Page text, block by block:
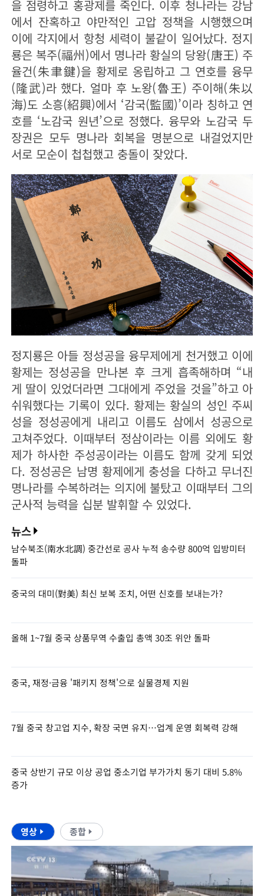
을 점령하고 홍광제를 죽인다. 이후 청나라는 강남
에서 잔혹하고 야만적인 고압 정책을 시행했으며
이에 각지에서 항청 세력이 불같이 일어났다. 정지
룡은 복주(福州)에서 명나라 황실의 당왕(唐王) 주
율건(朱聿鍵)을 황제로 옹립하고 그 연호를 융무
(隆武)라 했다. 얼마 후 노왕(魯王) 주이해(朱以
海)도 소흥(紹興)에서 ‘감국(監國)’이라 칭하고 연
호를 ‘노감국 원년’으로 정했다. 융무와 노감국 두
장권은 모두 명나라 회복을 명분으로 내걸었지만
서로 모순이 첩첩했고 충돌이 잦았다.
정지룡은 아들 정성공을 융무제에게 천거했고 이에
황제는 정성공을 만나본 후 크게 흡족해하며 “내
게 딸이 있었더라면 그대에게 주었을 것을”하고 아
쉬워했다는 기록이 있다. 황제는 황실의 성인 주씨
성을 정성공에게 내리고 이름도 삼에서 성공으로
고쳐주었다. 이때부터 정삼이라는 이름 외에도 황
제가 하사한 주성공이라는 이름도 함께 갖게 되었
다. 정성공은 남명 황제에게 충성을 다하고 무너진
명나라를 수복하려는 의지에 불탔고 이때부터 그의
군사적 능력을 십분 발휘할 수 있었다.
뉴스
남수북조(南水北調) 중간선로 공사 누적 송수량 800억 입방미터
돌파
중국의 대미(對美) 최신 보복 조치, 어떤 신호를 보내는가?
올해 1~7월 중국 상품무역 수출입 총액 30조 위안 돌파
중국, 재정·금융 '패키지 정책'으로 실물경제 지원
7월 중국 창고업 지수, 확장 국면 유지…업계 운영 회복력 강해
중국 상반기 규모 이상 공업 중소기업 부가가치 동기 대비 5.8%
증가
영상 종합